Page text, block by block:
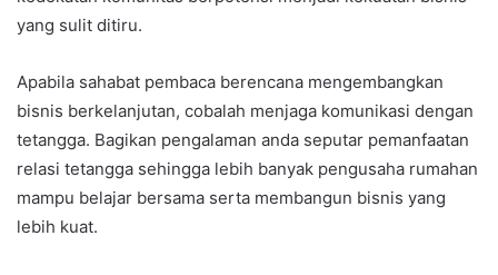
yang sulit ditiru.
Apabila sahabat pembaca berencana mengembangkan
bisnis berkelanjutan, cobalah menjaga komunikasi dengan
tetangga. Bagikan pengalaman anda seputar pemanfaatan
relasi tetangga sehingga lebih banyak pengusaha rumahan
mampu belajar bersama serta membangun bisnis yang
lebih kuat.